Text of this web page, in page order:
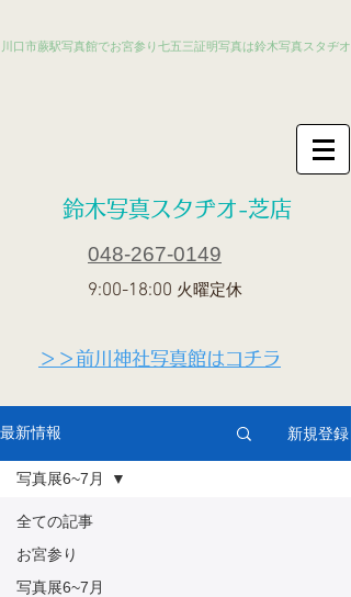
川口市蕨駅写真館でお宮参り七五三証明写真は鈴木写真スタヂオ
​鈴木写真スタヂオ-芝店
048-267-0149
9:00-18:00 火曜定休
＞＞前川神社写真館はコチラ
最新情報 新規登録
全ての記事
お宮参り
写真展6~7月
写真展6~7月